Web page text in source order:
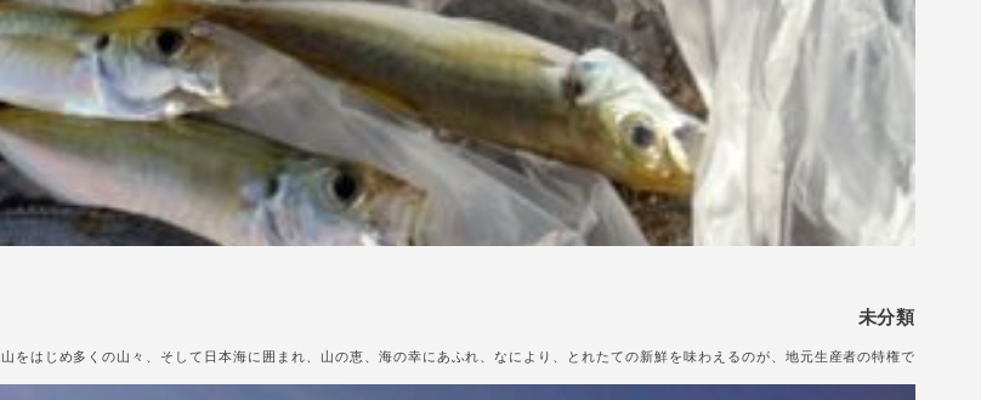
未分類
はじめ多くの山々、そして日本海に囲まれ、山の恵、海の幸にあふれ、なにより、とれたての新鮮を味わえるのが、地元生産者の特権で